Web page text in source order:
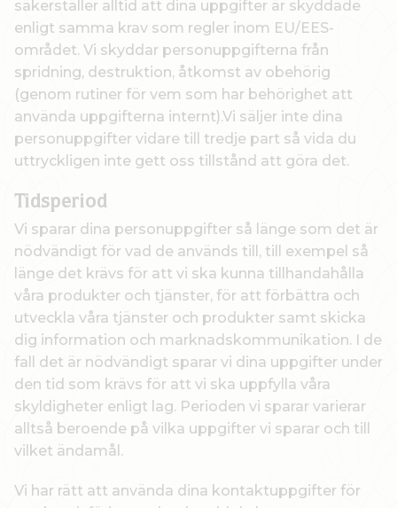
säkerställer alltid att dina uppgifter är skyddade
enligt samma krav som regler inom EU/EES-
området. Vi skyddar personuppgifterna från
spridning, destruktion, åtkomst av obehörig
(genom rutiner för vem som har behörighet att
använda uppgifterna internt).Vi säljer inte dina
personuppgifter vidare till tredje part så vida du
uttryckligen inte gett oss tillstånd att göra det.
Tidsperiod
Vi sparar dina personuppgifter så länge som det är
nödvändigt för vad de används till, till exempel så
länge det krävs för att vi ska kunna tillhandahålla
våra produkter och tjänster, för att förbättra och
utveckla våra tjänster och produkter samt skicka
dig information och marknadskommunikation. I de
fall det är nödvändigt sparar vi dina uppgifter under
den tid som krävs för att vi ska uppfylla våra
skyldigheter enligt lag. Perioden vi sparar varierar
alltså beroende på vilka uppgifter vi sparar och till
vilket ändamål.
Vi har rätt att använda dina kontaktuppgifter för